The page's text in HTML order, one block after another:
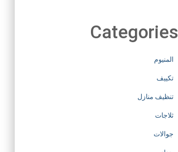
Categories
المنيوم
تكييف
تنظيف منازل
ثلاجات
جوالات